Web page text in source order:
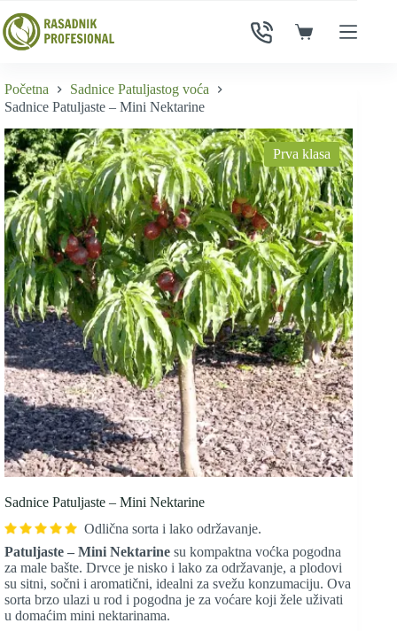
to
content
Shopping
Početna
Sadnice Patuljastog voća
Sadnice Patuljaste – Mini Nektarine
Prva klasa
Sadnice Patuljaste – Mini Nektarine
Odlična sorta i lako održavanje.
Patuljaste – Mini Nektarine su kompaktna voćka pogodna
za male bašte. Drvce je nisko i lako za održavanje, a plodovi
su sitni, sočni i aromatični, idealni za svežu konzumaciju. Ova
sorta brzo ulazi u rod i pogodna je za voćare koji žele uživati
u domaćim mini nektarinama.